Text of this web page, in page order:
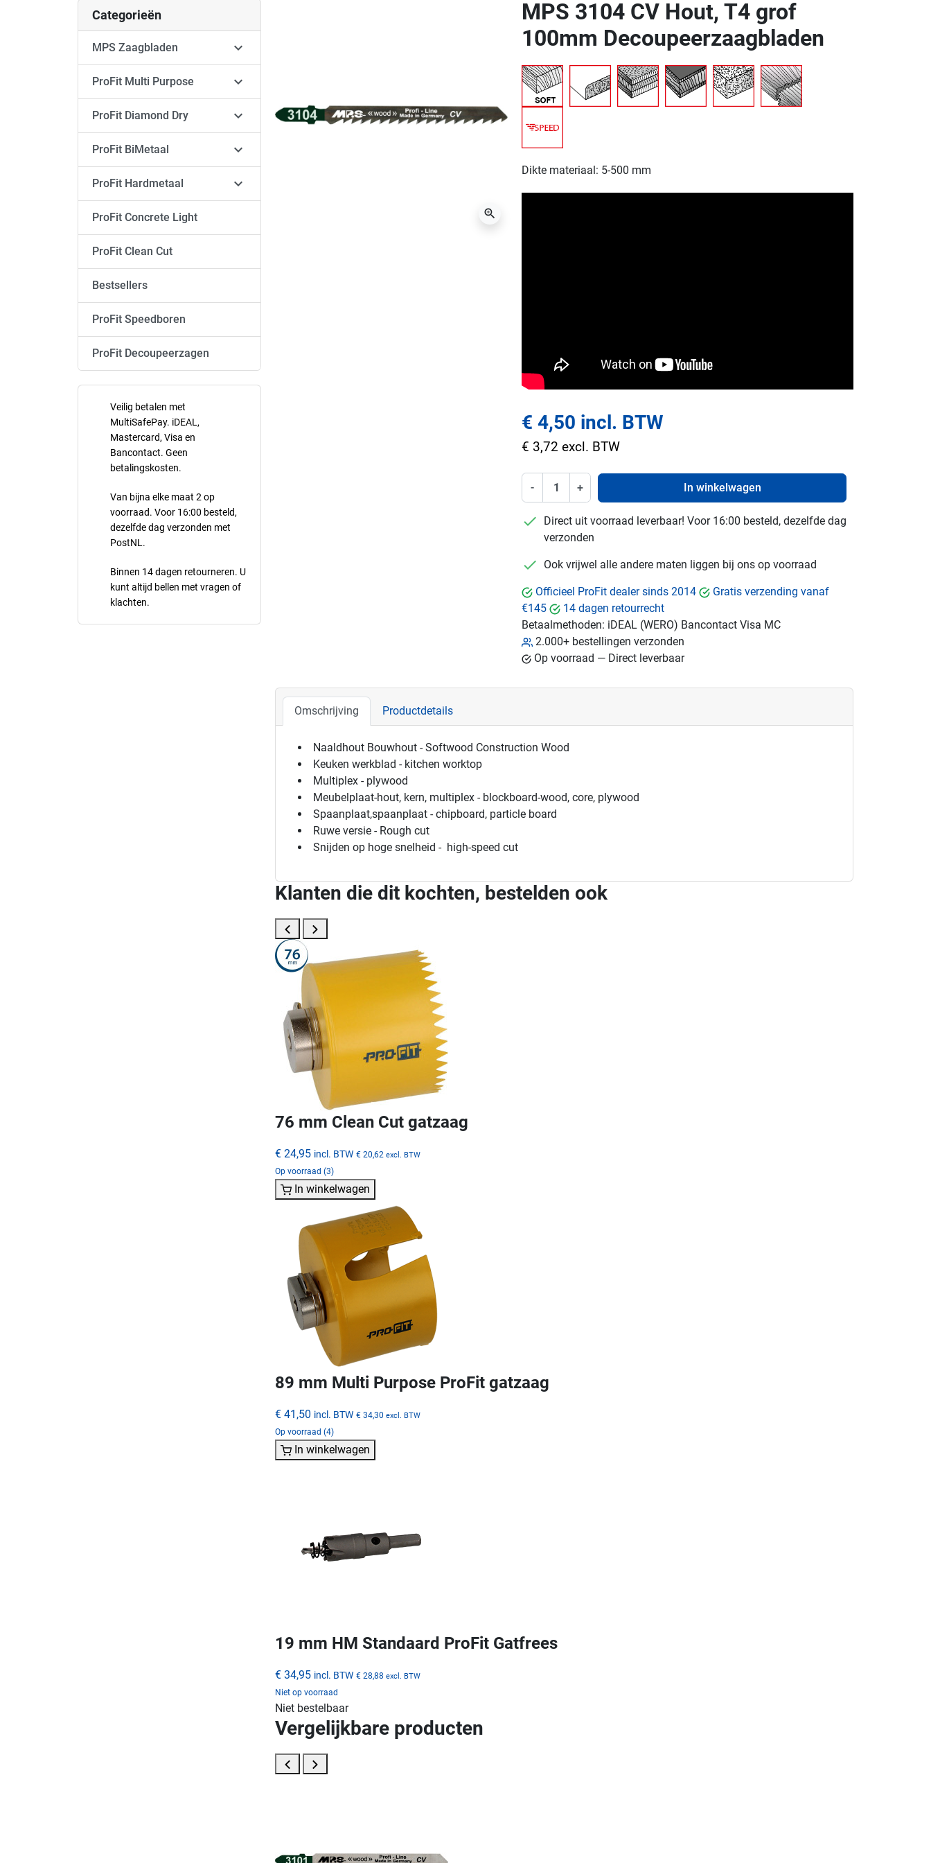
Categorieën
MPS Zaagbladen 
ProFit Multi Purpose 
ProFit Diamond Dry 
ProFit BiMetaal 
ProFit Hardmetaal 
ProFit Concrete Light
ProFit Clean Cut
Bestsellers
ProFit Speedboren
ProFit Decoupeerzagen
Veilig betalen met
MultiSafePay. iDEAL,
Mastercard, Visa en
Bancontact. Geen
betalingskosten.
Van bijna elke maat 2 op
voorraad. Voor 16:00 besteld,
dezelfde dag verzonden met
PostNL.
Binnen 14 dagen retourneren. U
kunt altijd bellen met vragen of
klachten.
zoom_in
MPS 3104 CV Hout, T4 grof
100mm Decoupeerzaagbladen
Dikte materiaal: 5-500 mm
€ 4,50 incl. BTW
€ 3,72 excl. BTW
- + In winkelwagen
checkmark
Direct uit voorraad leverbaar! Voor 16:00 besteld, dezelfde dag
verzonden
checkmark
Ook vrijwel alle andere maten liggen bij ons op voorraad
Officieel ProFit dealer sinds 2014
Gratis verzending vanaf
€145
14 dagen retourrecht
Betaalmethoden: iDEAL (WERO) Bancontact Visa MC
2.000+ bestellingen verzonden
Op voorraad — Direct leverbaar
Omschrijving Productdetails
Naaldhout Bouwhout - Softwood Construction Wood
Keuken werkblad - kitchen worktop
Multiplex - plywood
Meubelplaat-hout, kern, multiplex - blockboard-wood, core, plywood
Spaanplaat,spaanplaat - chipboard, particle board
Ruwe versie - Rough cut
Snijden op hoge snelheid - high-speed cut
Klanten die dit kochten, bestelden ook
76 mm Clean Cut gatzaag
€ 24,95 incl. BTW € 20,62 excl. BTW
Op voorraad (3)
In winkelwagen
89 mm Multi Purpose ProFit gatzaag
€ 41,50 incl. BTW € 34,30 excl. BTW
Op voorraad (4)
In winkelwagen
19 mm HM Standaard ProFit Gatfrees
€ 34,95 incl. BTW € 28,88 excl. BTW
Niet op voorraad
Niet bestelbaar
Vergelijkbare producten